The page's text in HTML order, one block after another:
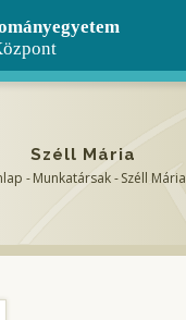
Széll Mária
-Munkatársak-Széll Mária